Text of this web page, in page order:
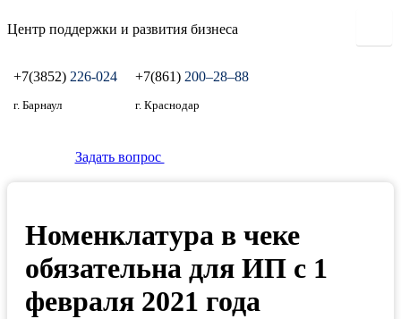
Центр поддержки и развития бизнеса
+7(3852) 226-024
г. Барнаул
+7(861) 200‒28‒88
г. Краснодар
Задать вопрос
Номенклатура в чеке
обязательна для ИП с 1
февраля 2021 года